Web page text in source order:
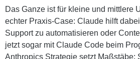
Das Ganze ist für kleine und mittlere
echter Praxis-Case: Claude hilft
Support zu automatisieren oder
jetzt sogar mit Claude Code beim
Anthropics Strategie setzt Maßstäbe: